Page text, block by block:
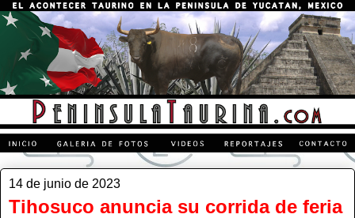
14 de junio de 2023
Tihosuco anuncia su corrida de feria